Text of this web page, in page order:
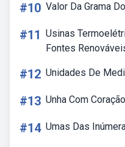
#10 Valor Da Grama
#11 Usinas
Fontes
#12 Unidades De
#13 Unha Com
#14 Umas Das